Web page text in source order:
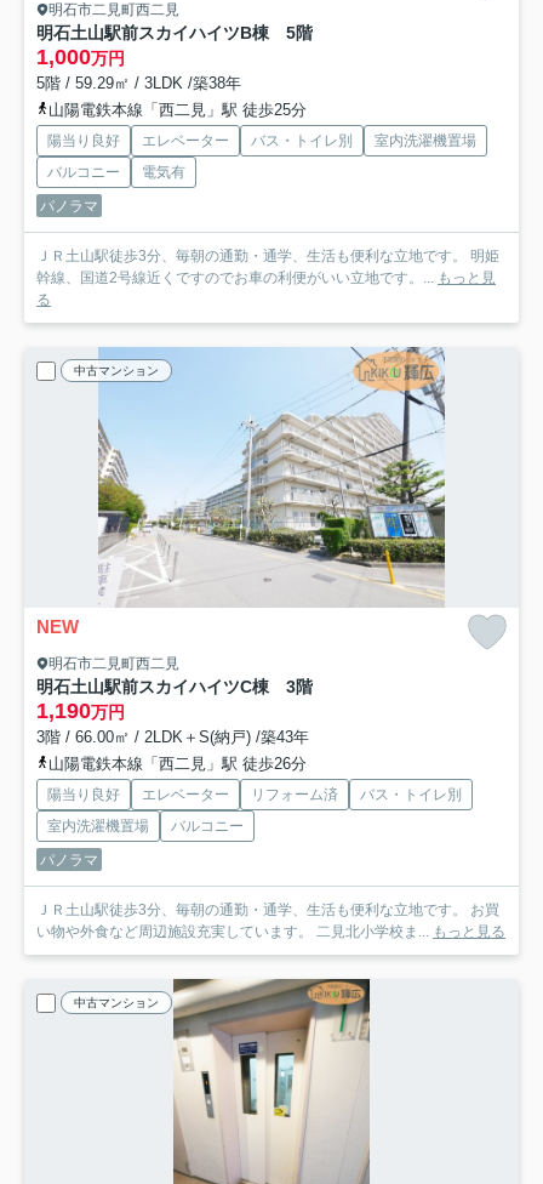
明石市二見町西二見
明石土山駅前スカイハイツB棟 5階
1,000万円
5階 / 59.29㎡ / 3LDK /築38年
山陽電鉄本線「西二見」駅 徒歩25分
陽当り良好 エレベーター バス・トイレ別
室内洗濯機置場
バルコニー
電気有
パノラマ
ＪＲ土山駅徒歩3分、毎朝の通勤・通学、生活も便利な立地です。 明姫
幹線、国道2号線近くですのでお車の利便がいい立地です。... もっと見
る
中古マンション
NEW
明石市二見町西二見
明石土山駅前スカイハイツC棟 3階
1,190万円
3階 / 66.00㎡ / 2LDK＋S(納戸) /築43年
山陽電鉄本線「西二見」駅 徒歩26分
陽当り良好 エレベーター リフォーム済
バス・トイレ別
室内洗濯機置場
バルコニー
パノラマ
ＪＲ土山駅徒歩3分、毎朝の通勤・通学、生活も便利な立地です。 お買
い物や外食など周辺施設充実しています。 二見北小学校ま... もっと見る
中古マンション